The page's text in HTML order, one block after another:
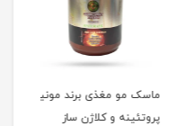
ماسک مو مغذی برند مونیکا
پروتئینه و کلاژن ساز